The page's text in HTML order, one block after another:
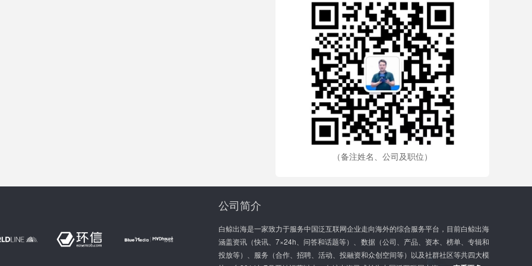
（备注姓名、公司及职位）
公司简介
白鲸出海是一家致力于服务中国泛互联网企业走向海外的综合服务平台，目前白鲸出海
涵盖资讯（快讯、7×24h、问答和话题等）、数据（公司、产品、资本、榜单、专辑和
投放等）、服务（合作、招聘、活动、投融资和众创空间等）以及社群社区等共四大模